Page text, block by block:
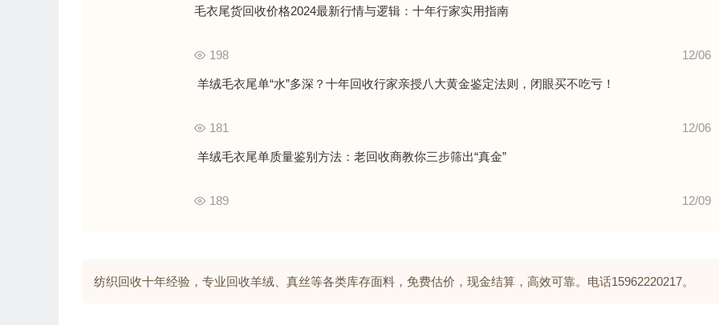
毛衣尾货回收价格2024最新行情与逻辑：十年行家实用指南
12/06
198
羊绒毛衣尾单“水”多深？十年回收行家亲授八大黄金鉴定法则，闭眼买不吃亏！
12/06
181
羊绒毛衣尾单质量鉴别方法：老回收商教你三步筛出“真金”
12/09
189
纺织回收十年经验，专业回收羊绒、真丝等各类库存面料，免费估价，现金结算，高效可靠。电话15962220217。